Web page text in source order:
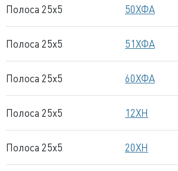
Полоса 25x5 50ХФА
Полоса 25x5 51ХФА
Полоса 25x5 60ХФА
Полоса 25x5 12ХН
Полоса 25x5 20ХН